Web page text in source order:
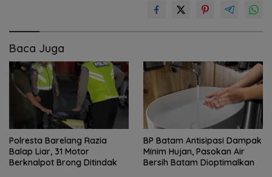
Baca Juga
Polresta Barelang Razia
Balap Liar, 31 Motor
Berknalpot Brong Ditindak
BP Batam Antisipasi Dampak
Minim Hujan, Pasokan Air
Bersih Batam Dioptimalkan